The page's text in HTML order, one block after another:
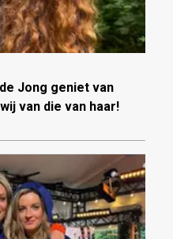
Jong geniet van
van die van haar!